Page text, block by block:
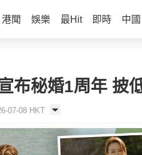
港聞 娛樂 最Hit 即時 中國
布秘婚1周年 披
07-08 HKT